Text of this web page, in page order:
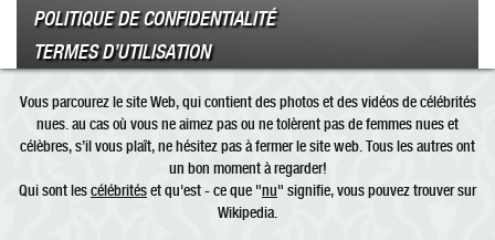
POLITIQUE DE CONFIDENTIALITÉ
TERMES D’UTILISATION
Vous parcourez le site Web, qui contient des photos et des vidéos de célébrités
nues. au cas où vous ne aimez pas ou ne tolèrent pas de femmes nues et
célèbres, s’il vous plaît, ne hésitez pas à fermer le site web. Tous les autres ont
un bon moment à regarder!
Qui sont lescélébritéset qu'est - ce que "nu" signifie, vous pouvez trouver sur
Wikipedia.